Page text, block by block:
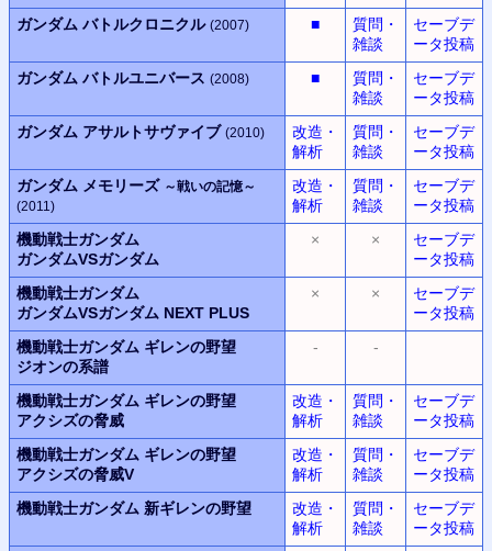
ガンダム バトルクロニクル (2007) ■
質問・
雑談
セーブデ
ータ投稿
ガンダム バトルユニバース (2008) ■
質問・
雑談
セーブデ
ータ投稿
ガンダム アサルトサヴァイブ (2010)
改造・
解析
質問・
雑談
セーブデ
ータ投稿
ガンダム メモリーズ ～戦いの記憶～
(2011)
改造・
解析
質問・
雑談
セーブデ
ータ投稿
機動戦士ガンダム
ガンダムVSガンダム
× ×
セーブデ
ータ投稿
機動戦士ガンダム
ガンダムVSガンダム NEXT PLUS
× ×
セーブデ
ータ投稿
機動戦士ガンダム ギレンの野望
ジオンの系譜
- -
機動戦士ガンダム ギレンの野望
アクシズの脅威
改造・
解析
質問・
雑談
セーブデ
ータ投稿
機動戦士ガンダム ギレンの野望
アクシズの脅威V
改造・
解析
質問・
雑談
セーブデ
ータ投稿
機動戦士ガンダム 新ギレンの野望
改造・
解析
質問・
雑談
セーブデ
ータ投稿